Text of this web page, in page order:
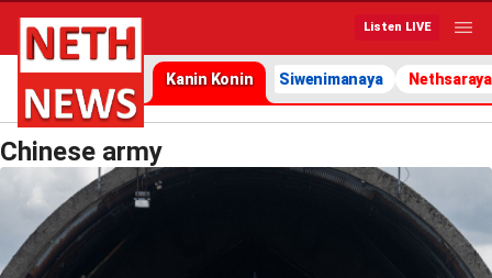
Listen LIVE
Kanin Konin Siwenimanaya Nethsaraya
Chinese army